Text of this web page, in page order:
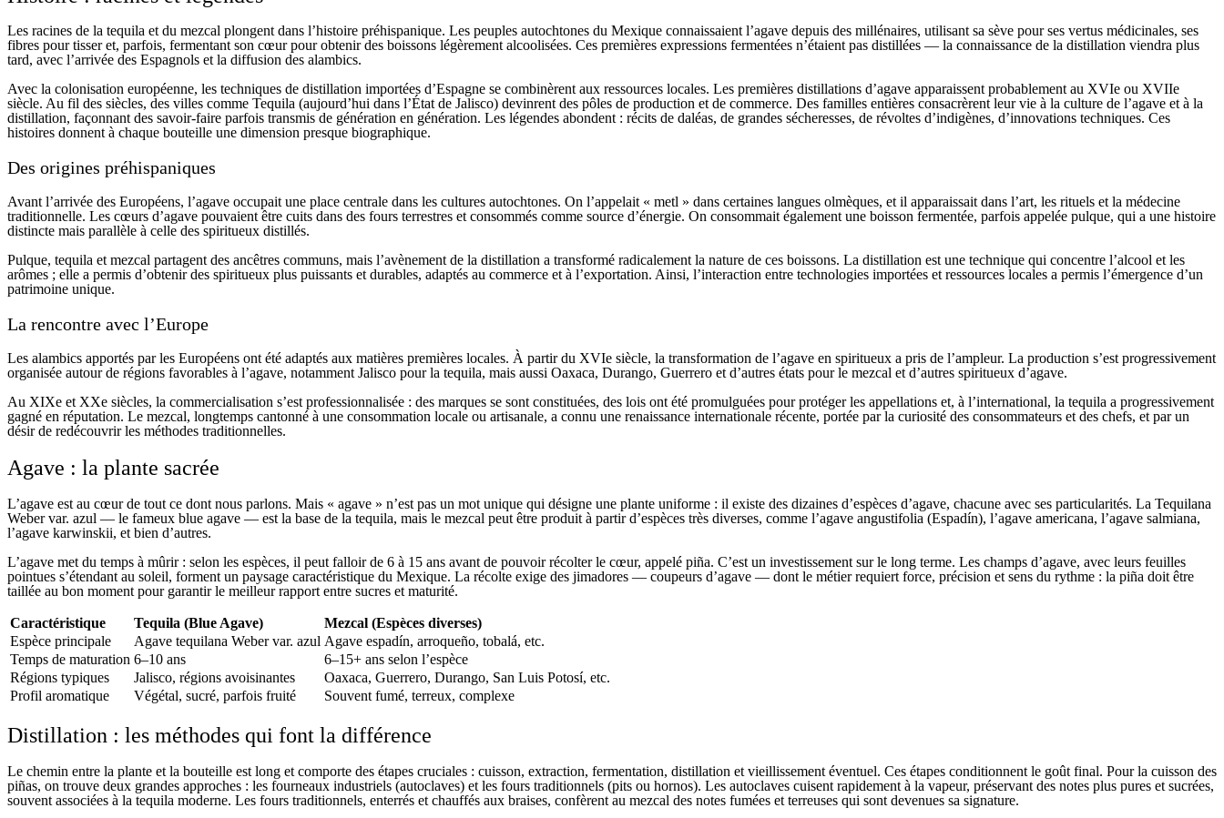
Les racines de la tequila et du mezcal plongent dans l’histoire préhispanique. Les peuples autochtones du Mexique connaissaient l’agave depuis des millénaires, utilisant sa sève pour ses vertus médicinales, ses
fibres pour tisser et, parfois, fermentant son cœur pour obtenir des boissons légèrement alcoolisées. Ces premières expressions fermentées n’étaient pas distillées — la connaissance de la distillation viendra plus
tard, avec l’arrivée des Espagnols et la diffusion des alambics.
Avec la colonisation européenne, les techniques de distillation importées d’Espagne se combinèrent aux ressources locales. Les premières distillations d’agave apparaissent probablement au XVIe ou XVIIe
siècle. Au fil des siècles, des villes comme Tequila (aujourd’hui dans l’État de Jalisco) devinrent des pôles de production et de commerce. Des familles entières consacrèrent leur vie à la culture de l’agave et à la
distillation, façonnant des savoir-faire parfois transmis de génération en génération. Les légendes abondent : récits de daléas, de grandes sécheresses, de révoltes d’indigènes, d’innovations techniques. Ces
histoires donnent à chaque bouteille une dimension presque biographique.
Des origines préhispaniques
Avant l’arrivée des Européens, l’agave occupait une place centrale dans les cultures autochtones. On l’appelait « metl » dans certaines langues olmèques, et il apparaissait dans l’art, les rituels et la médecine
traditionnelle. Les cœurs d’agave pouvaient être cuits dans des fours terrestres et consommés comme source d’énergie. On consommait également une boisson fermentée, parfois appelée pulque, qui a une histoire
distincte mais parallèle à celle des spiritueux distillés.
Pulque, tequila et mezcal partagent des ancêtres communs, mais l’avènement de la distillation a transformé radicalement la nature de ces boissons. La distillation est une technique qui concentre l’alcool et les
arômes ; elle a permis d’obtenir des spiritueux plus puissants et durables, adaptés au commerce et à l’exportation. Ainsi, l’interaction entre technologies importées et ressources locales a permis l’émergence d’un
patrimoine unique.
La rencontre avec l’Europe
Les alambics apportés par les Européens ont été adaptés aux matières premières locales. À partir du XVIe siècle, la transformation de l’agave en spiritueux a pris de l’ampleur. La production s’est progressivement
organisée autour de régions favorables à l’agave, notamment Jalisco pour la tequila, mais aussi Oaxaca, Durango, Guerrero et d’autres états pour le mezcal et d’autres spiritueux d’agave.
Au XIXe et XXe siècles, la commercialisation s’est professionnalisée : des marques se sont constituées, des lois ont été promulguées pour protéger les appellations et, à l’international, la tequila a progressivement
gagné en réputation. Le mezcal, longtemps cantonné à une consommation locale ou artisanale, a connu une renaissance internationale récente, portée par la curiosité des consommateurs et des chefs, et par un
désir de redécouvrir les méthodes traditionnelles.
Agave : la plante sacrée
L’agave est au cœur de tout ce dont nous parlons. Mais « agave » n’est pas un mot unique qui désigne une plante uniforme : il existe des dizaines d’espèces d’agave, chacune avec ses particularités. La Tequilana
Weber var. azul — le fameux blue agave — est la base de la tequila, mais le mezcal peut être produit à partir d’espèces très diverses, comme l’agave angustifolia (Espadín), l’agave americana, l’agave salmiana,
l’agave karwinskii, et bien d’autres.
L’agave met du temps à mûrir : selon les espèces, il peut falloir de 6 à 15 ans avant de pouvoir récolter le cœur, appelé piña. C’est un investissement sur le long terme. Les champs d’agave, avec leurs feuilles
pointues s’étendant au soleil, forment un paysage caractéristique du Mexique. La récolte exige des jimadores — coupeurs d’agave — dont le métier requiert force, précision et sens du rythme : la piña doit être
taillée au bon moment pour garantir le meilleur rapport entre sucres et maturité.
Caractéristique Tequila (Blue Agave)
Mezcal (Espèces diverses)
Espèce principale
Agave tequilana Weber var. azul Agave espadín, arroqueño, tobalá, etc.
Temps de maturation 6–10 ans
6–15+ ans selon l’espèce
Régions typiques
Jalisco, régions avoisinantes
Oaxaca, Guerrero, Durango, San Luis Potosí, etc.
Profil aromatique
Végétal, sucré, parfois fruité Souvent fumé, terreux, complexe
Distillation : les méthodes qui font la différence
Le chemin entre la plante et la bouteille est long et comporte des étapes cruciales : cuisson, extraction, fermentation, distillation et vieillissement éventuel. Ces étapes conditionnent le goût final. Pour la cuisson des
piñas, on trouve deux grandes approches : les fourneaux industriels (autoclaves) et les fours traditionnels (pits ou hornos). Les autoclaves cuisent rapidement à la vapeur, préservant des notes plus pures et sucrées,
souvent associées à la tequila moderne. Les fours traditionnels, enterrés et chauffés aux braises, confèrent au mezcal des notes fumées et terreuses qui sont devenues sa signature.